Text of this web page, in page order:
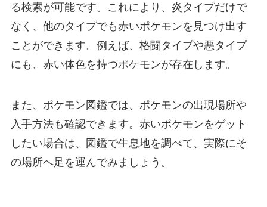
る検索が可能です。これにより、炎タイプだけで
なく、他のタイプでも赤いポケモンを見つけ出す
ことができます。例えば、格闘タイプや悪タイプ
にも、赤い体色を持つポケモンが存在します。
また、ポケモン図鑑では、ポケモンの出現場所や
入手方法も確認できます。赤いポケモンをゲット
したい場合は、図鑑で生息地を調べて、実際にそ
の場所へ足を運んでみましょう。